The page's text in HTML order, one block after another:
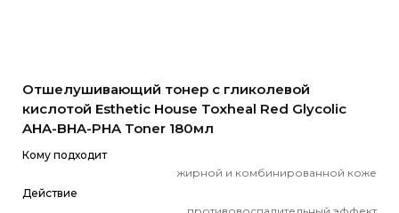
Отшелушивающий тонер с гликолевой
кислотой Esthetic House Toxheal Red Glycolic
AHA-BHA-PHA Toner 180мл
Кому подходит
жирной и комбинированной коже
Действие